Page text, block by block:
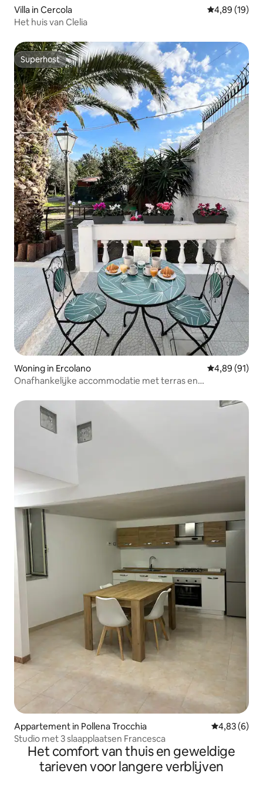
Villa in Cercola Gemiddelde
4,89 (19)
Het huis van Clelia
Superhost
Superhost
Woning in Ercolano Gemiddelde
4,89 (91)
Onafhankelijke accommodatie met terras en
Appartement in Pollena Trocchia Gemiddelde
4,83 (6)
Studio met 3 slaapplaatsen Francesca
Het comfort van thuis en geweldige
tarieven voor langere verblijven